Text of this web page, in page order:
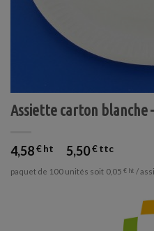
Assiette carton blanche
4,58€ 5,50€
paquet de 100 unités soit 0,05 € /